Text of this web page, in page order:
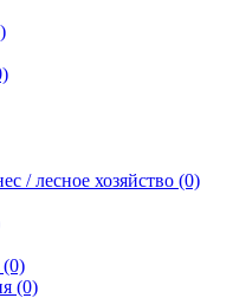
/ лесное хозяйство (0)
(0)
(0)